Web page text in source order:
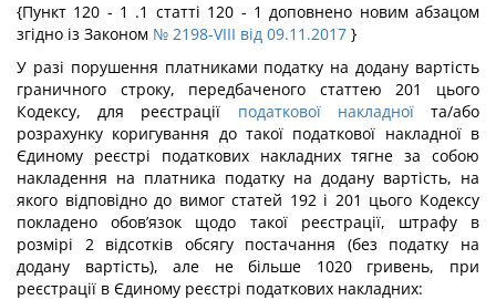
{Пункт 120 - 1 .1 статті 120 - 1 доповнено новим абзацом
згідно із Законом № 2198-VIII від 09.11.2017 }
У разі порушення платниками податку на додану вартість
граничного строку, передбаченого статтею 201 цього
Кодексу, для реєстрації податковоїнакладноїта/або
розрахунку коригування до такої податкової накладної в
Єдиному реєстрі податкових накладних тягне за собою
накладення на платника податку на додану вартість, на
якого відповідно до вимог статей 192 і 201 цього Кодексу
покладено обов’язок щодо такої реєстрації, штрафу в
розмірі 2 відсотків обсягу постачання (без податку на
додану вартість), але не більше 1020 гривень, при
реєстрації в Єдиному реєстрі податкових накладних: